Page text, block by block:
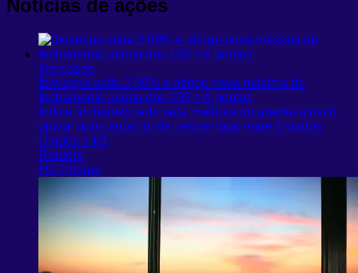
Notícias de ações
Mercados
Ibovespa salta 2,09% e atinge nova máxima de
fechamento acima dos 192 mil pontos
Índice foi beneficiado pela melhora do apetite a risco
global após anúncio de cessar-fogo entre Estados
Unidos e Irã
Reuters
Há 2 horas